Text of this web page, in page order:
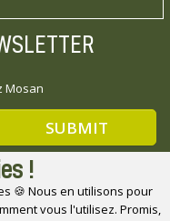
!
🍪 Nous en utilisons pour
vous l'utilisez. Promis,
Mosan
ses partenaires